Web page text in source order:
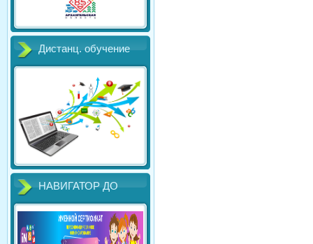
Дистанц. обучение
НАВИГАТОР ДО